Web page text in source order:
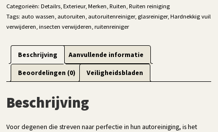
Categorieën:Detailrs,Exterieur,Merken,Ruiten,Ruiten reiniging
Tags: auto wassen, autoruiten, autoruitenreiniger, glasreiniger,Hardnekkig vuil
verwijderen,insecten verwijderen,ruitenreiniger
Beschrijving Aanvullende informatie
Beoordelingen (0) Veiligheidsbladen
Beschrijving
Voor degenen die streven naar perfectie in hun autoreiniging, is het